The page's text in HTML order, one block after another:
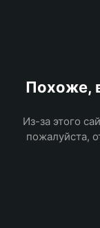
Похоже,
Из-за этого
пожалуйста,